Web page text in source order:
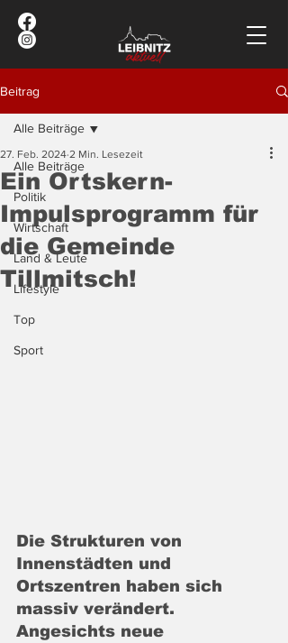
Beitrag
Alle Beiträge
Politik
Wirtschaft
Land & Leute
Lifestyle
Top
Sport
Alle Beiträge
Ein Ortskern-
Impulsprogramm für
die Gemeinde
Tillmitsch!
27. Feb. 2024 2 Min. Lesezeit
Die Strukturen von
Innenstädten und
Ortszentren haben sich
massiv verändert.
Angesichts neue